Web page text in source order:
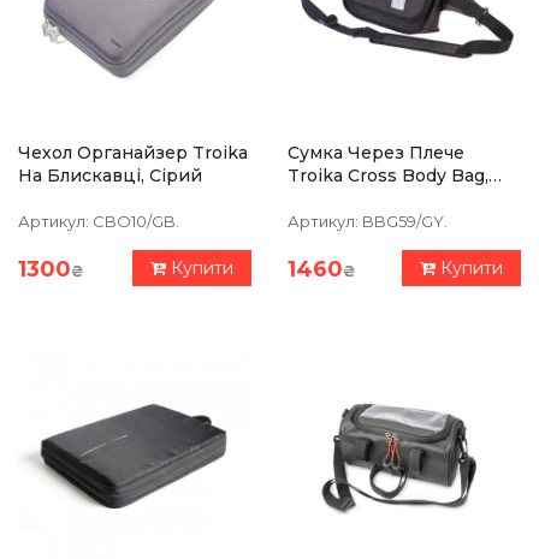
Чехол Органайзер Troika
На Блискавці, Сірий
Артикул: CBO10/GB.
1300₴ Купити
Сумка Через Плече
Troika Cross Body Bag,
Артикул: BBG59/GY.
1460₴ Купити